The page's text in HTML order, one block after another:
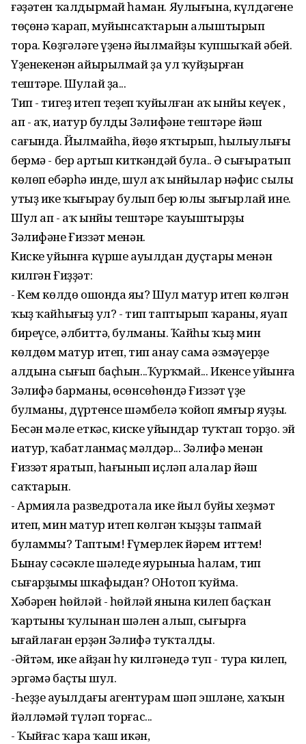
ғәҙәтен ҡалдырмай һаман. Яулығына, күлдәгенең
төҫөнә ҡарап, муйынсаҡтарын алыштырып
тора. Көҙгәләге үҙенә йылмайҙы ҡупшыҡай әбей.
Үҙенекенән айырылмай ҙа ул ҡуйҙырған
тештәре. Шулай ҙа...
Тип - тигеҙ итеп теҙеп ҡуйылған аҡ ынйы кеүек ,
ап - аҡ, иатур булды Зәлифәнең тештәре йәш
сағында. Йылмайһа, йөҙө яҡтырып, һылыулығы
бермә - бер артып киткәндәй була.. Ә сыңғыратып
көлөп ебәрһә инде, шул аҡ ынйылар нәфис сыңлы
утыҙ ике ҡыңғырау булып бер юлы зыңғырлай ине.
Шул ап - аҡ ынйы тештәре ҡауыштырҙы
Зәлифәне Ғиззәт менән.
Киске уйынға күрше ауылдан дуҫтары менән
килгән Ғиҙҙәт:
- Кем көлдө ошонда яңы? Шул матур итеп көлгән
ҡыҙ ҡайһығыҙ ул? - тип таптырып ҡараны, яуап
биреүсе, әлбиттә, булманы. Ҡайһы ҡыҙ мин
көлдөм матур итеп, тип анау сама әзмәүерҙең
алдына сығып баҫһын...Ҡурҡмай... Икенсе уйынға
Зәлифә барманы, өсөнсөһөндә Ғиззәт үҙе
булманы, дүртенсе шәмбелә ҡойоп ямғыр яуҙы.
Бесән мәле еткәс, киске уйындар туҡтап торҙо. эй
иатур, ҡабатланмаҫ мәлдәр... Зәлифә менән
Ғиззәт яратып, һағынып иҫләп алалар йәш
саҡтарын.
- Армияла разведротала ике йыл буйы хеҙмәт
итеп, мин матур итеп көлгән ҡыҙҙы тапмай
буламмы? Таптым! Ғүмерлек йәрем иттем!
Бынау сәсәкле шәлеңде яурыныңа һалам, тип
сығарҙыңмы шкафыңдан? ОНотоп ҡуйма.
Хәбәрен һөйләй - һөйләй янына килеп баҫҡан
ҡартының ҡулынан шәлен алып, сығырға
ыңғайлаған ерҙән Зәлифә туҡталды.
-Әйтәм, ике айҙан һуң килгәнеңдә туп - тура килеп,
эргәмә баҫтың шул.
-Һеҙҙең ауылдағы агентурам шәп эшләне, хаҡын
йәлләмәй түләп торғас...
- Ҡыйғас ҡара ҡаш икән,